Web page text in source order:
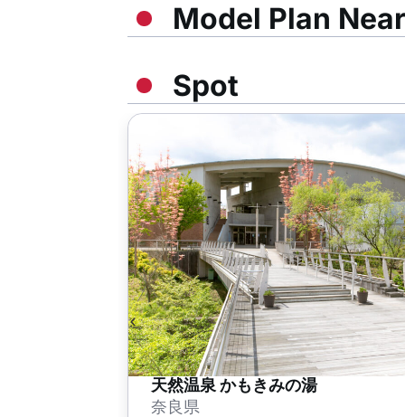
Model Plan
Spot
天然温泉 かもきみの湯
奈良県